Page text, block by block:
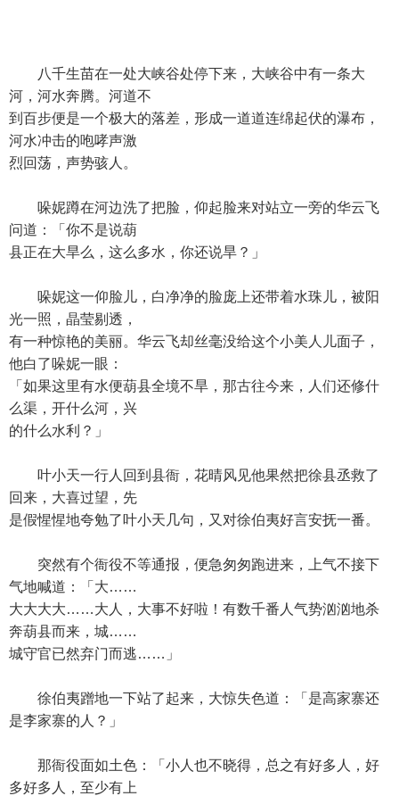
八千生苗在一处大峡谷处停下来，大峡谷中有一条大
河，河水奔腾。河道不
到百步便是一个极大的落差，形成一道道连绵起伏的瀑布，
河水冲击的咆哮声激
烈回荡，声势骇人。
哚妮蹲在河边洗了把脸，仰起脸来对站立一旁的华云飞
问道：「你不是说葫
县正在大旱么，这么多水，你还说旱？」
哚妮这一仰脸儿，白净净的脸庞上还带着水珠儿，被阳
光一照，晶莹剔透，
有一种惊艳的美丽。华云飞却丝毫没给这个小美人儿面子，
他白了哚妮一眼：
「如果这里有水便葫县全境不旱，那古往今来，人们还修什
么渠，开什么河，兴
的什么水利？」
叶小天一行人回到县衙，花晴风见他果然把徐县丞救了
回来，大喜过望，先
是假惺惺地夸勉了叶小天几句，又对徐伯夷好言安抚一番。
突然有个衙役不等通报，便急匆匆跑进来，上气不接下
气地喊道：「大……
大大大大……大人，大事不好啦！有数千番人气势汹汹地杀
奔葫县而来，城……
城守官已然弃门而逃……」
徐伯夷蹭地一下站了起来，大惊失色道：「是高家寨还
是李家寨的人？」
那衙役面如土色：「小人也不晓得，总之有好多人，好
多好多人，至少有上